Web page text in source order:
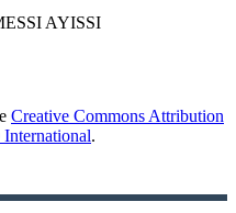
AYISSI
Creative Commons Attribution
.